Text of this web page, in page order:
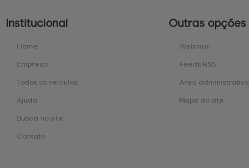
Institucional
Home
Empresa
Todos os veículos
Ajuda
Busca no site
Contato
Outras opções
Webmail
Feeds RSS
Área administrativa
Mapa do site